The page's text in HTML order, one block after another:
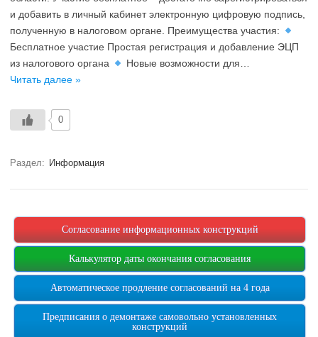
и добавить в личный кабинет электронную цифровую подпись,
полученную в налоговом органе. Преимущества участия:
Бесплатное участие Простая регистрация и добавление ЭЦП
из налогового органа
Новые возможности для…
Читать далее »
0
Раздел: Информация
Согласование информационных конструкций
Калькулятор даты окончания согласования
Автоматическое продление согласований на 4 года
Предписания о демонтаже самовольно установленных
конструкций